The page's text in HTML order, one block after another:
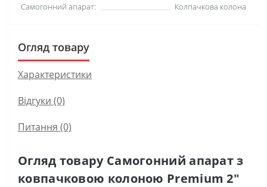
Самогонний апарат:
Колпачкова колона
Огляд товару
Характеристики
Відгуки (0)
Питання (0)
Огляд товару Самогонний апарат з
ковпачковою колоною Premium 2″